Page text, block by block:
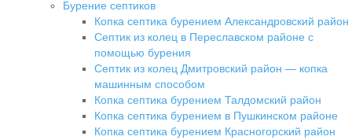
Бурение септиков
Копка септика бурением Александровский район
Септик из колец в Переславском районе с
помощью бурения
Септик из колец Дмитровский район — копка
машинным способом
Копка септика бурением Талдомский район
Копка септика бурением в Пушкинском районе
Копка септика бурением Красногорский район